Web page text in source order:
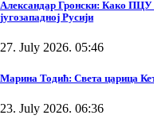
Александар Гронски: Како ПЦУ
југозападној Русији
27. July 2026. 05:46
Марина Тодић: Света царица
23. July 2026. 06:36